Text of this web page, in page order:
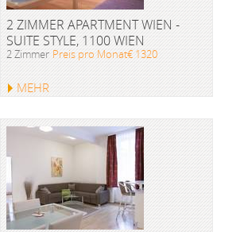
2 ZIMMER APARTMENT WIEN -
SUITE STYLE, 1100 WIEN
2 Zimmer Preis pro Monat€ 1320
MEHR